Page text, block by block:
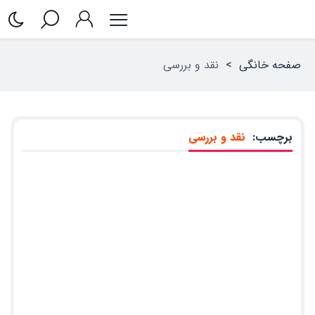
صفحه خانگی > نقد و بررسی
برچسب: نقد و بررسی